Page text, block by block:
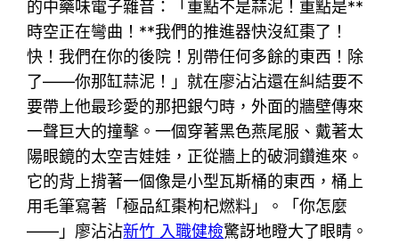
的中藥味電子雜音：「重點不是蒜泥！重點是**
時空正在彎曲！**我們的推進器快沒紅棗了！
快！我們在你的後院！別帶任何多餘的東西！除
了——你那缸蒜泥！」就在廖沾沾還在糾結要不
要帶上他最珍愛的那把銀勺時，外面的牆壁傳來
一聲巨大的撞擊。一個穿著黑色燕尾服、戴著太
陽眼鏡的太空吉娃娃，正從牆上的破洞鑽進來。
它的背上揹著一個像是小型瓦斯桶的東西，桶上
用毛筆寫著「極品紅棗枸杞燃料」。「你怎麼
——」廖沾沾新竹 入職健檢驚訝地瞪大了眼睛。